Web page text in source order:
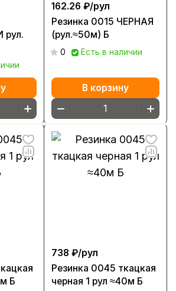
162.26 ₽/рул
Резинка 0015 ЧЕРНАЯ
(рул.≈50м) Б
0 Есть в наличии
В корзину
белая 1 рул ≈40м Б
738 ₽/рул
Резинка 0045 ткацкая
черная 1 рул ≈40м Б